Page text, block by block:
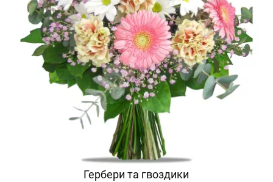
Гербери та гвоздики